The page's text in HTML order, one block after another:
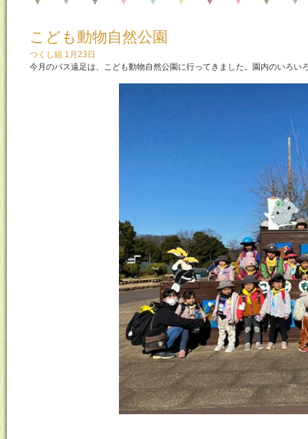
こども動物自然公園
つくし組 1月23日
今月のバス遠足は、こども動物自然公園に行ってきました。園内のいろ